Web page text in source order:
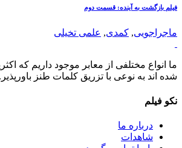
فیلم بازگشت به آینده: قسمت دوم
ماجراجویی, کمدی, علمی تخیلی
ما انواع مختلفی از معابر موجود داریم که
شده اند به نوعی با تزریق کلمات طنز باورپذیر.
نکو فیلم
درباره ما
شاهدات